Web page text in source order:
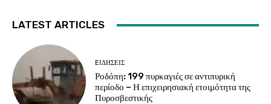
LATEST ARTICLES
EΙΔΗΣΕΙΣ
Ροδόπη: 199 πυρκαγιές σε αντιπυρική
περίοδο – Η επιχειρησιακή ετοιμότητα της
Πυροσβεστικής